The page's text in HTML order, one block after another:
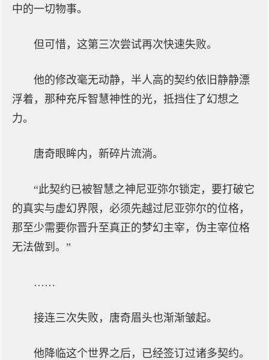
中的一切物事。
但可惜，这第三次尝试再次快速失败。
他的修改毫无动静，半人高的契约依旧静静漂
浮着，那种充斥智慧神性的光，抵挡住了幻想之
力。
唐奇眼眸内，新碎片流淌。
“此契约已被智慧之神尼亚弥尔锁定，要打破它
的真实与虚幻界限，必须先越过尼亚弥尔的位格，
那至少需要你晋升至真正的梦幻主宰，伪主宰位格
无法做到。”
……
接连三次失败，唐奇眉头也渐渐皱起。
他降临这个世界之后，已经签订过诸多契约。